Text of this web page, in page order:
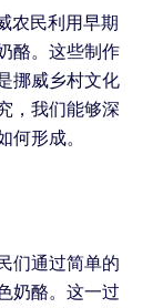
农民利用早期
酪。这些制作
挪威乡村文化
，我们能够深
形成。
们通过简单的
奶酪。这一过